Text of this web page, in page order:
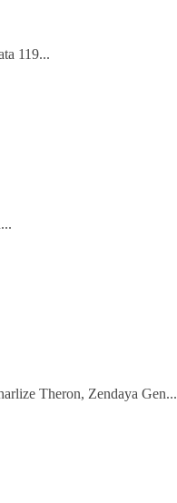
119...
Theron, Zendaya Gen...